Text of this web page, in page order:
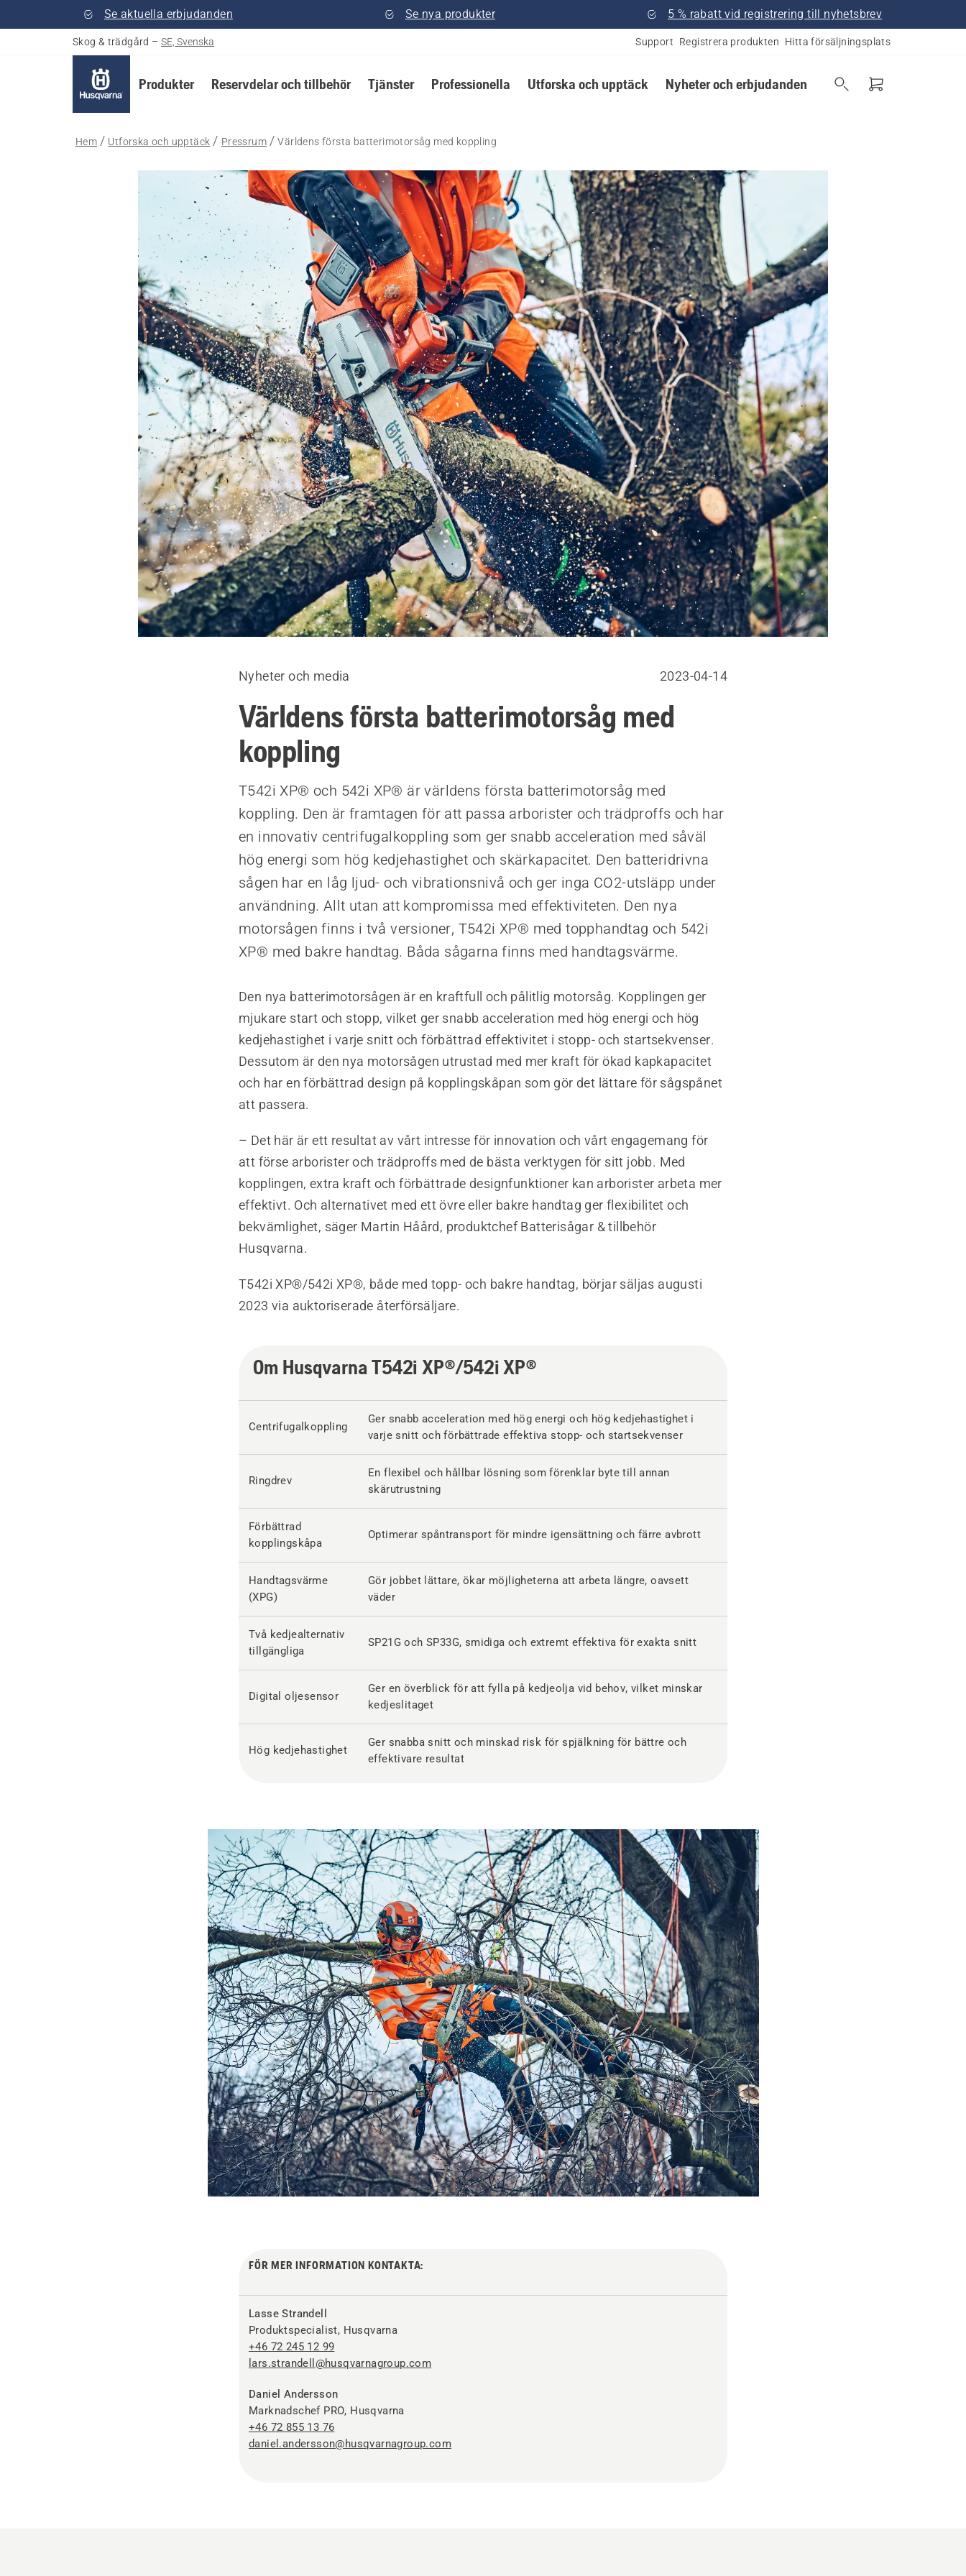
Se aktuella erbjudanden Se nya produkter 5 % rabatt vid registrering till nyhetsbrev
Skog & trädgård – SE, Svenska Support Registrera produkten Hitta försäljningsplats
Produkter Reservdelar och tillbehör Tjänster Professionella Utforska och upptäck Nyheter och erbjudanden
Hem Utforska och upptäck Pressrum Världens första batterimotorsåg med koppling
Nyheter och media 2023-04-14
Världens första batterimotorsåg med
koppling
T542i XP® och 542i XP® är världens första batterimotorsåg med
koppling. Den är framtagen för att passa arborister och trädproffs och har
en innovativ centrifugalkoppling som ger snabb acceleration med såväl
hög energi som hög kedjehastighet och skärkapacitet. Den batteridrivna
sågen har en låg ljud- och vibrationsnivå och ger inga CO2-utsläpp under
användning. Allt utan att kompromissa med effektiviteten. Den nya
motorsågen finns i två versioner, T542i XP® med topphandtag och 542i
XP® med bakre handtag. Båda sågarna finns med handtagsvärme.
Den nya batterimotorsågen är en kraftfull och pålitlig motorsåg. Kopplingen ger
mjukare start och stopp, vilket ger snabb acceleration med hög energi och hög
kedjehastighet i varje snitt och förbättrad effektivitet i stopp- och startsekvenser.
Dessutom är den nya motorsågen utrustad med mer kraft för ökad kapkapacitet
och har en förbättrad design på kopplingskåpan som gör det lättare för sågspånet
att passera.
– Det här är ett resultat av vårt intresse för innovation och vårt engagemang för
att förse arborister och trädproffs med de bästa verktygen för sitt jobb. Med
kopplingen, extra kraft och förbättrade designfunktioner kan arborister arbeta mer
effektivt. Och alternativet med ett övre eller bakre handtag ger flexibilitet och
bekvämlighet, säger Martin Håård, produktchef Batterisågar & tillbehör
Husqvarna.
T542i XP®/542i XP®, både med topp- och bakre handtag, börjar säljas augusti
2023 via auktoriserade återförsäljare.
Om Husqvarna T542i XP®/542i XP®
Centrifugalkoppling
Ger snabb acceleration med hög energi och hög kedjehastighet i
varje snitt och förbättrade effektiva stopp- och startsekvenser
Ringdrev
En flexibel och hållbar lösning som förenklar byte till annan
skärutrustning
Förbättrad
kopplingskåpa
Optimerar spåntransport för mindre igensättning och färre avbrott
Handtagsvärme
(XPG)
Gör jobbet lättare, ökar möjligheterna att arbeta längre, oavsett
väder
Två kedjealternativ
tillgängliga
SP21G och SP33G, smidiga och extremt effektiva för exakta snitt
Digital oljesensor
Ger en överblick för att fylla på kedjeolja vid behov, vilket minskar
kedjeslitaget
Hög kedjehastighet
Ger snabba snitt och minskad risk för spjälkning för bättre och
effektivare resultat
FÖR MER INFORMATION KONTAKTA:
Lasse Strandell
Produktspecialist, Husqvarna
+46 72 245 12 99
lars.strandell@husqvarnagroup.com
Daniel Andersson
Marknadschef PRO, Husqvarna
+46 72 855 13 76
daniel.andersson@husqvarnagroup.com